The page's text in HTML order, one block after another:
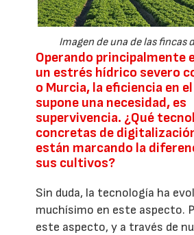
Imagen de una de las fincas
Operando principalmente
un estrés hídrico severo
o Murcia, la eficiencia en
supone una necesidad, es
supervivencia. ¿Qué
concretas de
están marcando la
sus cultivos?
Sin duda, la tecnología ha
muchísimo en este aspecto.
este aspecto, y a través de